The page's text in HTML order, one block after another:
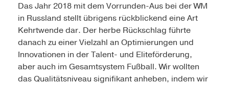
Das Jahr 2018 mit dem Vorrunden-Aus bei der WM
in Russland stellt übrigens rückblickend eine Art
Kehrtwende dar. Der herbe Rückschlag führte
danach zu einer Vielzahl an Optimierungen und
Innovationen in der Talent- und Eliteförderung,
aber auch im Gesamtsystem Fußball. Wir wollten
das Qualitätsniveau signifikant anheben, indem wir